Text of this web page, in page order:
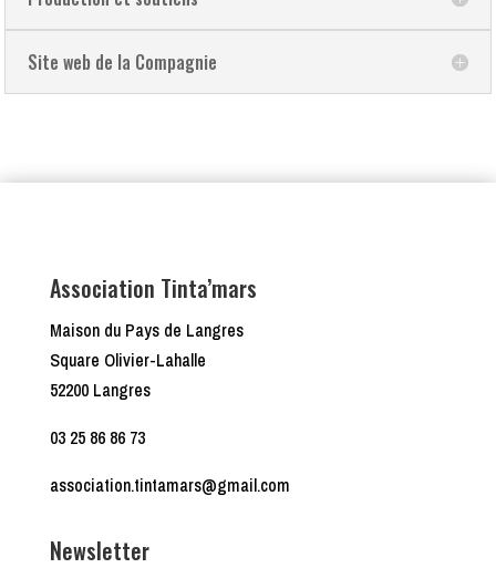
Site web de la Compagnie
Association Tinta’mars
Maison du Pays de Langres
Square Olivier-Lahalle
52200 Langres
03 25 86 86 73
association.tintamars@gmail.com
Newsletter